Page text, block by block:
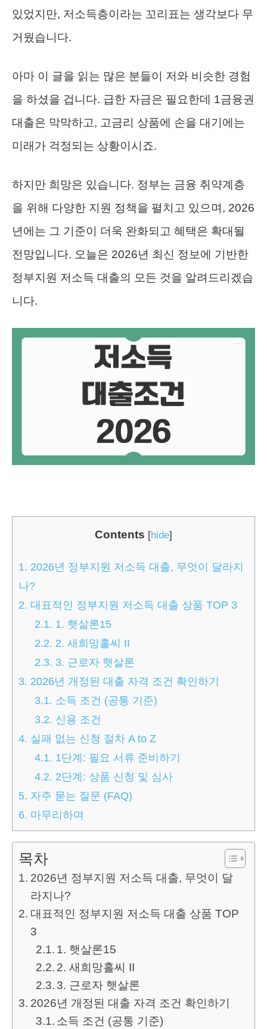
있었지만, 저소득층이라는 꼬리표는 생각보다 무
거웠습니다.
아마 이 글을 읽는 많은 분들이 저와 비슷한 경험
을 하셨을 겁니다. 급한 자금은 필요한데 1금융권
대출은 막막하고, 고금리 상품에 손을 대기에는
미래가 걱정되는 상황이시죠.
하지만 희망은 있습니다. 정부는 금융 취약계층
을 위해 다양한 지원 정책을 펼치고 있으며, 2026
년에는 그 기준이 더욱 완화되고 혜택은 확대될
전망입니다. 오늘은 2026년 최신 정보에 기반한
정부지원 저소득 대출의 모든 것을 알려드리겠습
니다.
Contents [hide]
1. 2026년 정부지원 저소득 대출, 무엇이 달라지
나?
2. 대표적인 정부지원 저소득 대출 상품 TOP 3
2.1. 1. 햇살론15
2.2. 2. 새희망홀씨 II
2.3. 3. 근로자 햇살론
3. 2026년 개정된 대출 자격 조건 확인하기
3.1. 소득 조건 (공통 기준)
3.2. 신용 조건
4. 실패 없는 신청 절차 A to Z
4.1. 1단계: 필요 서류 준비하기
4.2. 2단계: 상품 신청 및 심사
5. 자주 묻는 질문 (FAQ)
6. 마무리하며
목차
2026년 정부지원 저소득 대출, 무엇이 달
라지나?
대표적인 정부지원 저소득 대출 상품 TOP
3
1. 햇살론15
2. 새희망홀씨 II
3. 근로자 햇살론
2026년 개정된 대출 자격 조건 확인하기
소득 조건 (공통 기준)